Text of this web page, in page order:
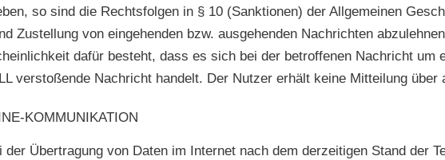
so sind die Rechtsfolgen in § 10 (Sanktionen) der Allgemeinen
Zustellung von eingehenden bzw. ausgehenden Nachrichten
dafür besteht, dass es sich bei der betroffenen Nachricht um
verstoßende Nachricht handelt. Der Nutzer erhält keine Mitteilung
KOMMUNIKATION
Übertragung von Daten im Internet nach dem derzeitigen Stand der